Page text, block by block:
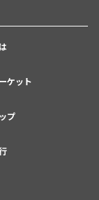
ケット
プ